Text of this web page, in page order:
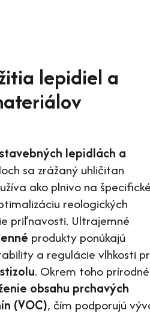
lepidiel a
lepidlách a
sa zrážaný uhličitan
ako plnivo na
reologických
priľnavosti. Ultrajemné
produkty ponúkajú
a regulácie vlhkosti
. Okrem toho prírodné
obsahu prchavých
(VOC), čím podporujú